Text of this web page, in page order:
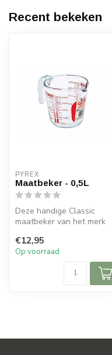
Recent bekeken
PYREX
Maatbeker - 0,5L
Deze handige Classic
maatbeker van het merk
Deze keuke...
€12,95
Op voorraad